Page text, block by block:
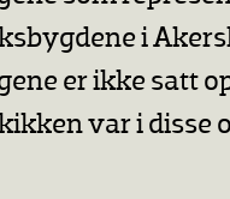
i
er ikke satt
var i disse